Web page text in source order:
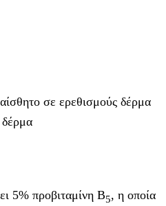
σε ερεθισμούς δέρμα
5% προβιταμίνη B5, η οποία